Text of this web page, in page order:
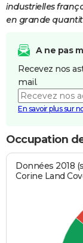
industrielles
en grande
A ne pas
Recevez nos
mail.
En savoir plus sur
Occupation
Données 2018
Corine Land